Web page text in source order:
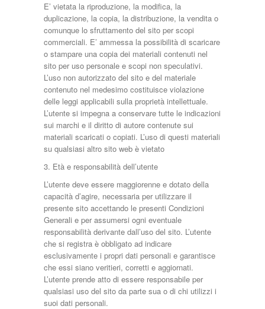
E’ vietata la riproduzione, la modifica, la
duplicazione, la copia, la distribuzione, la vendita o
comunque lo sfruttamento del sito per scopi
commerciali. E’ ammessa la possibilità di scaricare
o stampare una copia dei materiali contenuti nel
sito per uso personale e scopi non speculativi.
L’uso non autorizzato del sito e del materiale
contenuto nel medesimo costituisce violazione
delle leggi applicabili sulla proprietà intellettuale.
L’utente si impegna a conservare tutte le indicazioni
sui marchi e il diritto di autore contenute sui
materiali scaricati o copiati. L’uso di questi materiali
su qualsiasi altro sito web è vietato
3. Età e responsabilità dell’utente
L’utente deve essere maggiorenne e dotato della
capacità d’agire, necessaria per utilizzare il
presente sito accettando le presenti Condizioni
Generali e per assumersi ogni eventuale
responsabilità derivante dall’uso del sito. L’utente
che si registra è obbligato ad indicare
esclusivamente i propri dati personali e garantisce
che essi siano veritieri, corretti e aggiornati.
L’utente prende atto di essere responsabile per
qualsiasi uso del sito da parte sua o di chi utilizzi i
suoi dati personali.